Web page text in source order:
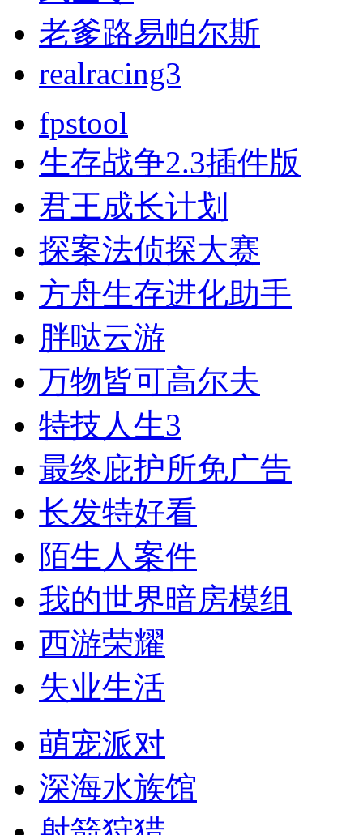
老爹路易帕尔斯
realracing3
fpstool
生存战争2.3插件版
君王成长计划
探案法侦探大赛
方舟生存进化助手
胖哒云游
万物皆可高尔夫
特技人生3
最终庇护所免广告
长发特好看
陌生人案件
我的世界暗房模组
西游荣耀
失业生活
萌宠派对
深海水族馆